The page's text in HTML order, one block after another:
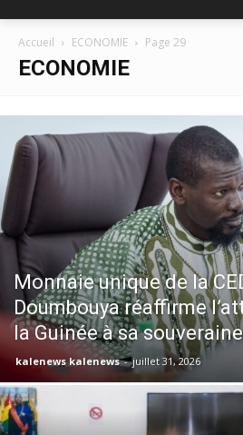
Accueil ECONOMIE Page 29
ECONOMIE
Monnaie unique de la
Doumbouya réaffirme
la Guinée à sa
kalenews kalenews - juillet 31, 2026